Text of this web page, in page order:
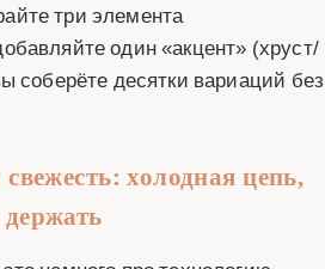
три элемента
один «акцент» (хруст/
соберёте десятки вариаций без
свежесть: холодная цепь,